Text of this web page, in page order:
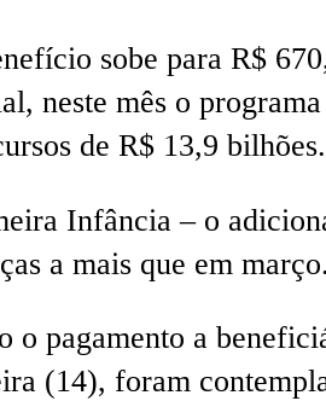
sobe para R$
neste mês o programa
de R$ 13,9 bilhões.
Infância – o
a mais que em março.
o pagamento a
(14), foram